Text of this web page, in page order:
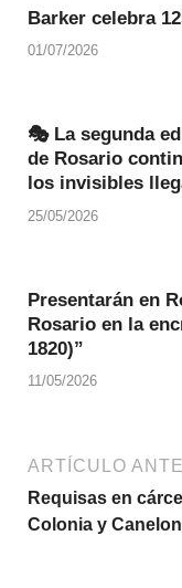
Barker celebra
01/07/2026
🎭 La segunda
de Rosario
los invisibles
25/05/2026
Presentarán en
Rosario en la
1820)”
11/05/2026
ARTÍCULO
Requisas en
Colonia y